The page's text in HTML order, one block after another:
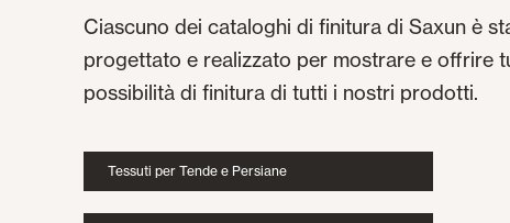
Ciascuno dei cataloghi di finitura di Saxun è
progettato e realizzato per mostrare e offrire
possibilità di finitura di tutti i nostri prodotti.
Tessuti per Tende e Persiane